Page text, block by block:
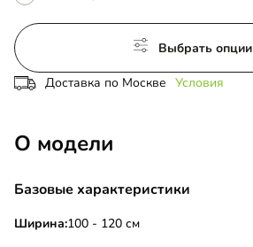
Выбрать опции
Доставка по Москве Условия
О модели
Базовые характеристики
Ширина:100 - 120 см